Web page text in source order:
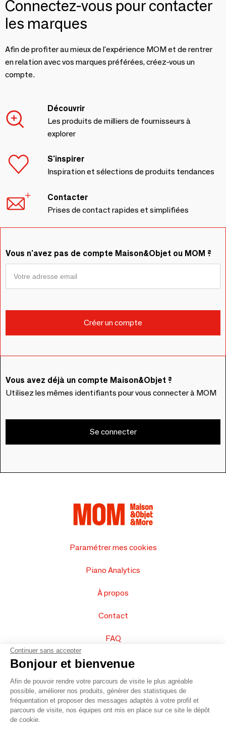
Connectez-vous pour contacter
les marques
Afin de profiter au mieux de l'expérience MOM et de rentrer
en relation avec vos marques préférées, créez-vous un
compte.
Découvrir
Les produits de milliers de fournisseurs à
explorer
S'inspirer
Inspiration et sélections de produits tendances
Contacter
Prises de contact rapides et simplifiées
Vous n'avez pas de compte Maison&Objet ou MOM ?
Vous avez déjà un compte Maison&Objet ?
Utilisez les mêmes identifiants pour vous connecter à MOM
Se connecter
Paramétrer mes cookies
Piano Analytics
À propos
Contact
FAQ
Vendez vos produits
Plan du site
Continuer sans accepter
Bonjour et bienvenue
Afin de pouvoir rendre votre parcours de visite le plus agréable
possible, améliorer nos produits, générer des statistiques de
fréquentation et proposer des messages adaptés à votre profil et
parcours de visite, nos équipes ont mis en place sur ce site le dépôt
de cookie.